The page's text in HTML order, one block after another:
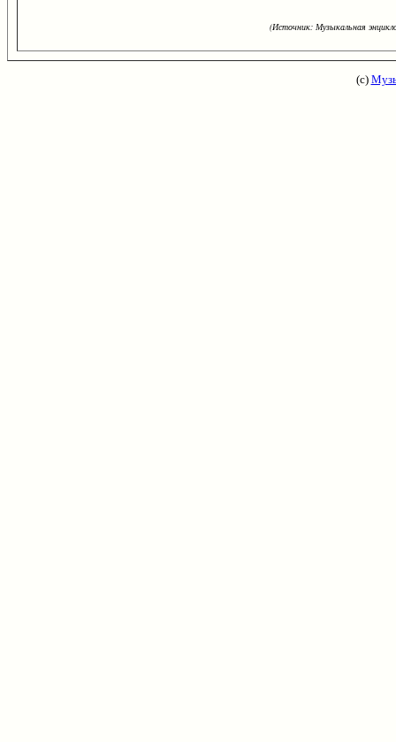
(Источник: Музыкальная
(с)